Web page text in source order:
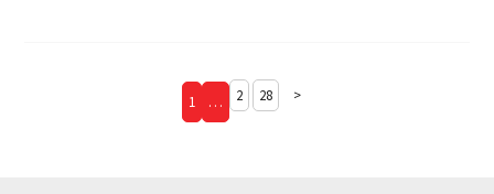
1 2
… 28 >